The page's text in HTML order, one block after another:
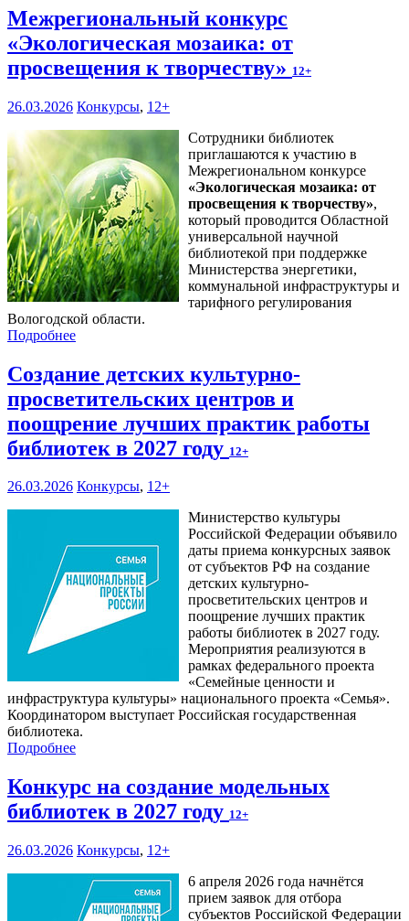
Межрегиональный конкурс
«Экологическая мозаика: от
просвещения к творчеству» 12+
26.03.2026 Конкурсы, 12+
Сотрудники библиотек
приглашаются к участию в
Межрегиональном конкурсе
«Экологическая мозаика: от
просвещения к творчеству»,
который проводится Областной
универсальной научной
библиотекой при поддержке
Министерства энергетики,
коммунальной инфраструктуры и
тарифного регулирования
Вологодской области.
Подробнее
Создание детских культурно-
просветительских центров и
поощрение лучших практик работы
библиотек в 2027 году 12+
26.03.2026 Конкурсы, 12+
Министерство культуры
Российской Федерации объявило
даты приема конкурсных заявок
от субъектов РФ на создание
детских культурно-
просветительских центров и
поощрение лучших практик
работы библиотек в 2027 году.
Мероприятия реализуются в
рамках федерального проекта
«Семейные ценности и
инфраструктура культуры» национального проекта «Семья».
Координатором выступает Российская государственная
библиотека.
Подробнее
Конкурс на создание модельных
библиотек в 2027 году 12+
26.03.2026 Конкурсы, 12+
6 апреля 2026 года начнётся
прием заявок для отбора
субъектов Российской Федерации